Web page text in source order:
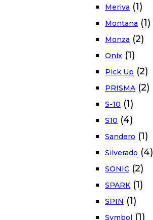
Meriva (1)
Montana (1)
Monza (2)
Onix (1)
Pick Up (2)
PRISMA (2)
S-10 (1)
S10 (4)
Sandero (1)
Silverado (4)
SONIC (2)
SPARK (1)
SPIN (1)
Symbol (1)